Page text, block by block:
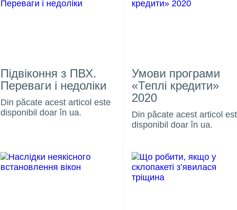
laminare downloads
despre
companie
Підвіконня з ПВХ.
Переваги і недоліки
Din păcate acest articol este
disponibil doar în ua.
Умови програми
«Теплі кредити»
2020
Din păcate acest articol
disponibil doar în ua.